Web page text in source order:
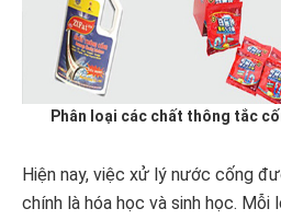
Phân loại các chất thông tắc
Hiện nay, việc xử lý nước cống
chính là hóa học và sinh học. Mỗi